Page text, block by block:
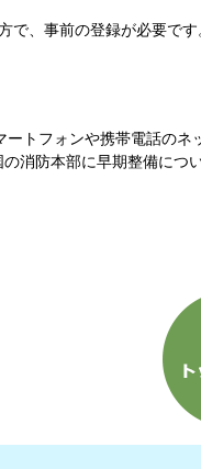
で、事前の登録が必要です
トフォンや携帯電話のネ
消防本部に早期整備につ